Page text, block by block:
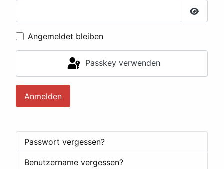
Angemeldet bleiben
Passkey verwenden
Anmelden
Passwort vergessen?
Benutzername vergessen?